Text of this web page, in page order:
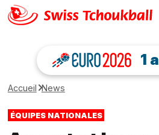
1
Accueil News
ÉQUIPES NATIONALES